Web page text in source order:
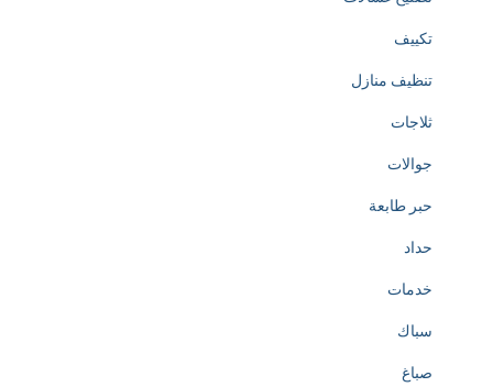
e
d
o
h
e
c
تكييف
تنظيف منازل
ثلاجات
جوالات
حبر طابعة
حداد
خدمات
سباك
صباغ